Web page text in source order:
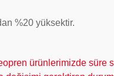
%20 yüksektir.
ürünlerimizde süre